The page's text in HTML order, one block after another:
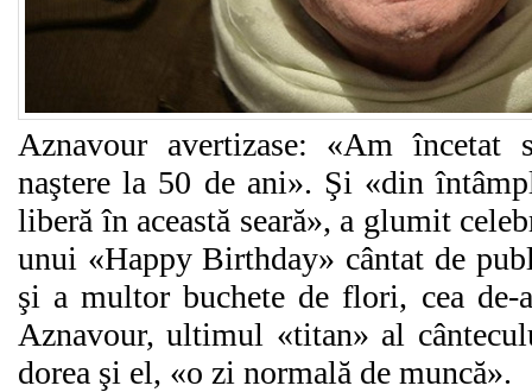
Aznavour avertizase: «Am încetat
naştere la 50 de ani». Şi «din
liberă în această seară», a glumit
unui «Happy Birthday» cântat de
şi a multor buchete de flori, cea de-
Aznavour, ultimul «titan» al
dorea şi el, «o zi normală de muncă».